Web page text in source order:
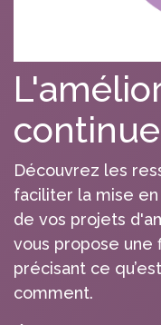
Découvrez les
faciliter la mise
de vos projets
vous propose
précisant ce
comment.